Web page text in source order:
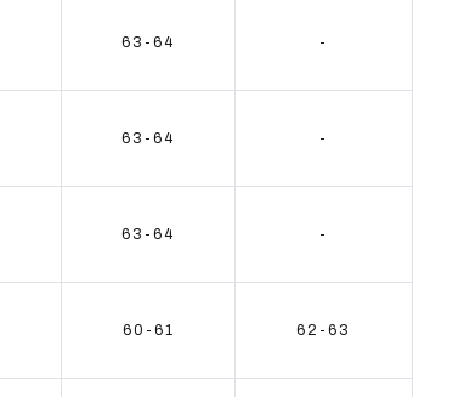
63-64 -
63-64 -
63-64 -
60-61 62-63